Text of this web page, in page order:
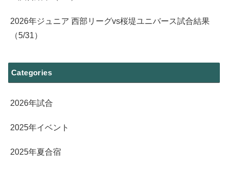
2026年ジュニア 西部リーグvs桜堤ユニバース試合結果
（5/31）
Categories
2026年試合
2025年イベント
2025年夏合宿